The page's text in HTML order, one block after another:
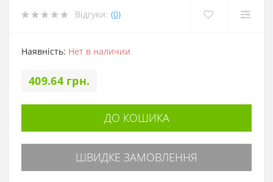
Відгуки: (0)
Наявність: Нет в наличии
409.64 грн.
ДО КОШИКА
ШВИДКЕ ЗАМОВЛЕННЯ